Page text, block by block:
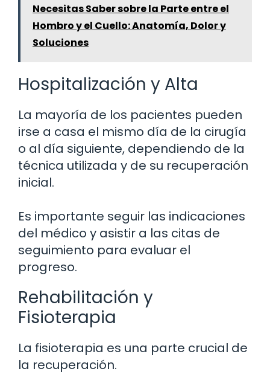
Necesitas Saber sobre la Parte entre el
Hombro y el Cuello: Anatomía, Dolor y
Soluciones
Hospitalización y Alta
La mayoría de los pacientes pueden
irse a casa el mismo día de la cirugía
o al día siguiente, dependiendo de la
técnica utilizada y de su recuperación
inicial.
Es importante seguir las indicaciones
del médico y asistir a las citas de
seguimiento para evaluar el
progreso.
Rehabilitación y
Fisioterapia
La fisioterapia es una parte crucial de
la recuperación.